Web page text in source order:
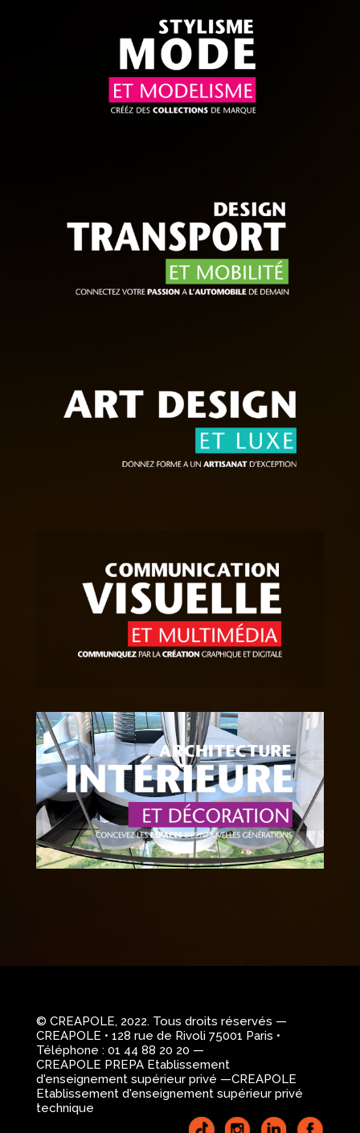
© CREAPOLE, 2022. Tous droits réservés —
CREAPOLE • 128 rue de Rivoli 75001 Paris •
Téléphone : 01 44 88 20 20 —
CREAPOLE PREPA Etablissement
d'enseignement supérieur privé —CREAPOLE
Etablissement d'enseignement supérieur privé
technique